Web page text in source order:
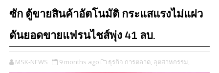
ซัก ตู้ขายสินค้าอัตโนมัติ กระแสแรงไม่แผ่ว
ดันยอดขายแฟรนไชส์พุ่ง 41 ลบ.
MSK-NEWS 9 months ago ธุรกิจ การตลาด, อุตสาหกรรม,